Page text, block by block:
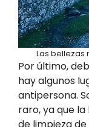
Las bellezas
Por último,
hay algunos
antipersona.
raro, ya que
de limpieza